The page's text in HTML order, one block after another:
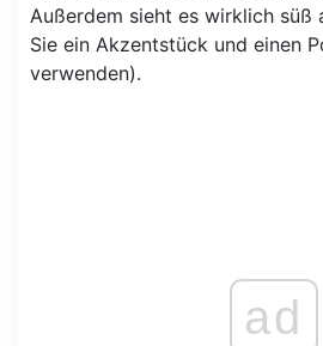
Außerdem sieht es wirklich süß
Sie ein Akzentstück und einen
verwenden).
ad